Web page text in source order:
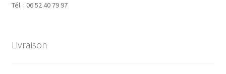
Tél. : 06 52 40 79 97
Livraison